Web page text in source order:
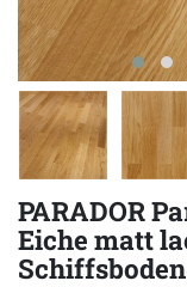
PARADOR
Eiche matt